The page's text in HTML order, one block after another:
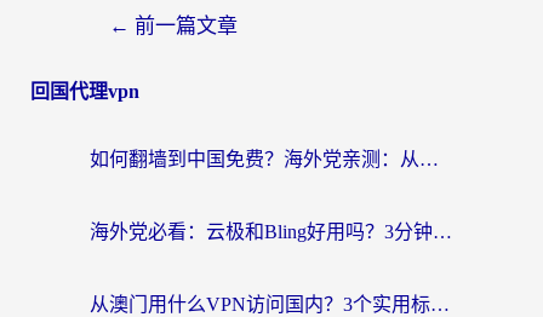
← 前一篇文章
回国代理vpn
如何翻墙到中国免费？海外党亲测：从踩坑到选对加速器的全攻略
海外党必看：云极和Bling好用吗？3分钟教你选对回国加速器
从澳门用什么VPN访问国内？3个实用标准帮你避开坑，无缝刷剧听歌